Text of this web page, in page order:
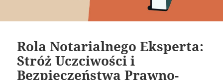
Rola Notarialnego Eksperta:
Stróż Uczciwości i
Bezpieczeństwa Prawno-